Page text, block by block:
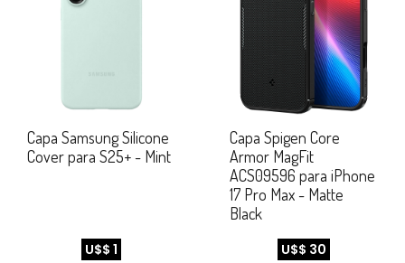
Capa Samsung Silicone
Cover para S25+ - Mint
U$$ 1
Capa Spigen Core
Armor MagFit
ACS09596 para iPhone
17 Pro Max - Matte
Black
U$$ 30